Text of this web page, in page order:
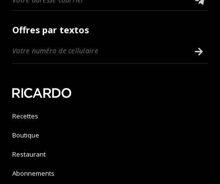
Offres par textos
Recettes
Boutique
Restaurant
Abonnements